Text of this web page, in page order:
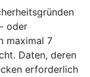
oder
maximal 7
Daten, deren
erforderlich